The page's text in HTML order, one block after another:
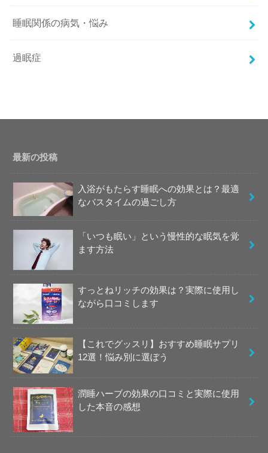
睡眠関係の病気・悩み
過眠症
最新の投稿
入浴がもたらす睡眠への効果とは？最適
なバスタイムの過ごし方
「いつも眠い」という慢性的な眠気を覚
ます方法
すっとねリッチの効果は？実際に使用し
ながら口コミします
【これでグッスリ】おすすめ睡眠サプリ
12選！悩み別に選ぼう
潤睡ハーブの効果の口コミと実際に使用
した本音の感想